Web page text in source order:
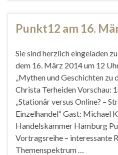
Punkt12 am 16.
Sie sind herzlich eingeladen
dem 16. März 2014 um 12
„Mythen und Geschichten zu
Christa Terheiden Vorschau:
„Stationär versus Online? –
Einzelhandel“ Gast: Michael
Handelskammer Hamburg
Vortragsreihe – interessante
Themenspektrum …